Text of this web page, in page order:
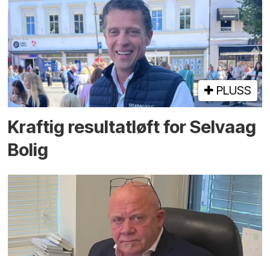
PLUSS
Kraftig resultatløft for Selvaag
Bolig